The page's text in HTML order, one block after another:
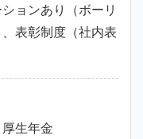
ョンあり（ボーリ
表彰制度（社内表
生年金